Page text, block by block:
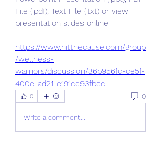
File (.pdf), Text File (.txt) or view
presentation slides online.
https://www.hitthecause.com/group
/wellness-
warriors/discussion/36b956fc-ce5f-
400e-ad21-e191ce93fbcc
0 0
Write a comment...